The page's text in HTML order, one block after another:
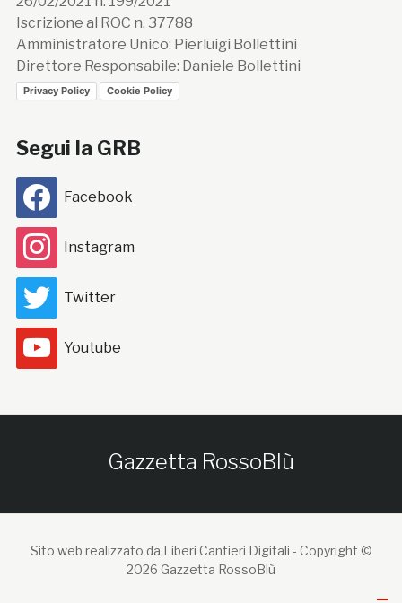
Iscrizione al ROC n. 37788
Amministratore Unico: Pierluigi Bollettini
Direttore Responsabile: Daniele Bollettini
Privacy Policy Cookie Policy
Segui la GRB
Facebook
Instagram
Twitter
Youtube
Gazzetta RossoBlù
Sito web realizzato da Liberi Cantieri Digitali - Copyright ©
2026 Gazzetta RossoBlù